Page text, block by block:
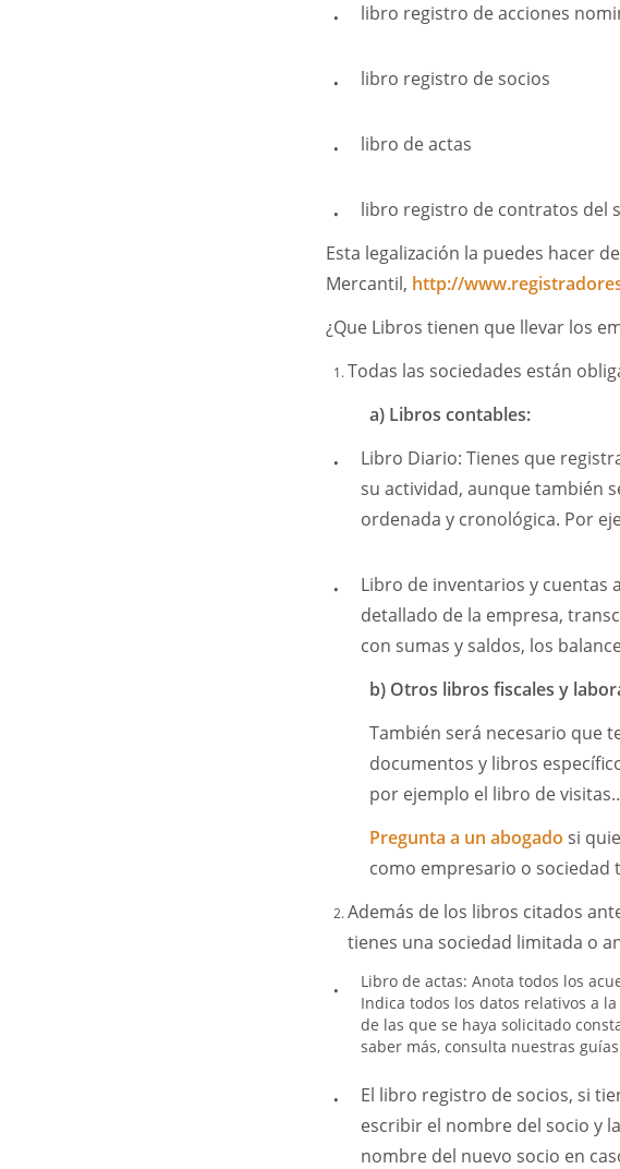
libro registro de acciones
libro registro de socios
libro de actas
libro registro de contratos del
Esta legalización la puedes hacer
Mercantil, http://
¿Que Libros tienen que llevar los
Todas las sociedades están
a) Libros contables:
Libro Diario: Tienes que
su actividad, aunque también
ordenada y cronológica. Por
Libro de inventarios y cuentas
detallado de la empresa,
con sumas y saldos, los
b) Otros libros fiscales y
También será necesario que
documentos y libros
por ejemplo el libro de
Pregunta a un abogado si
como empresario o sociedad
Además de los libros citados
tienes una sociedad limitada o
Libro de actas: Anota todos los
Indica todos los datos relativos a
de las que se haya solicitado
saber más, consulta nuestras
El libro registro de socios, si
escribir el nombre del socio y
nombre del nuevo socio en